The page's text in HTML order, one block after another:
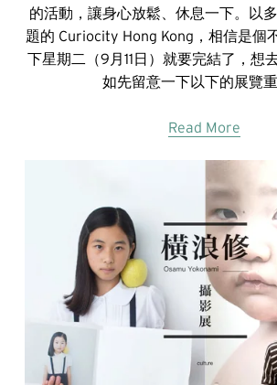
的活動，讓身心放鬆、休息一下。以
題的 Curiocity Hong Kong，相信是個
下星期二（9月11日）就要完結了，想
如先留意一下以下的展覽重
Read More